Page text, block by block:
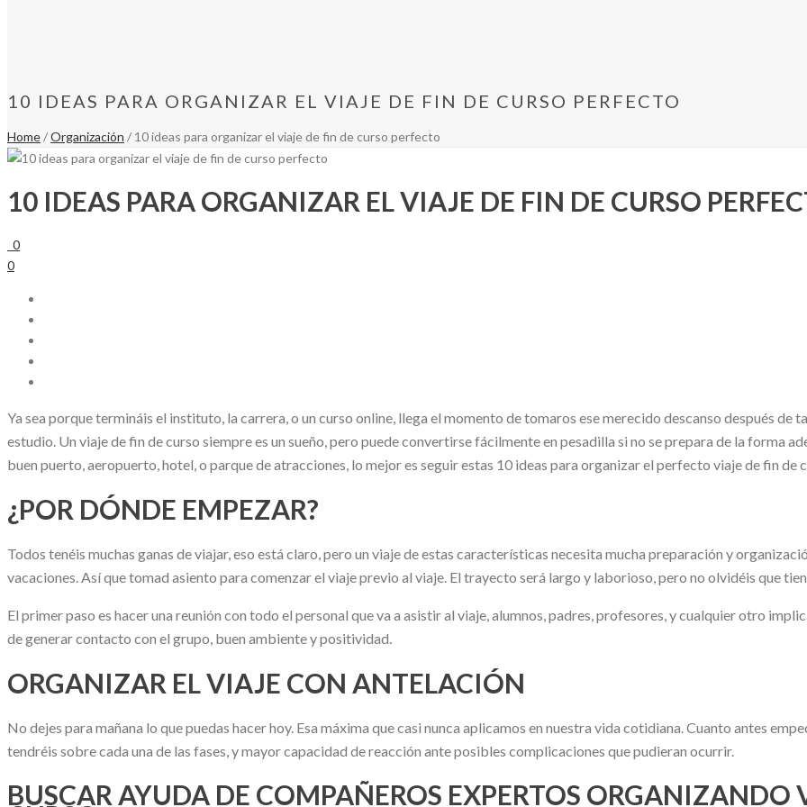
10 IDEAS PARA ORGANIZAR EL VIAJE DE FIN DE CURSO PERFECTO
Home/Organización / 10 ideas para organizar el viaje de fin de curso perfecto
10 IDEAS PARA ORGANIZAR EL VIAJE DE FIN DE CURSO
0
0
Ya sea porque termináis el instituto, la carrera, o un curso online, llega el momento de tomaros ese merecido descanso después de
estudio. Un viaje de fin de curso siempre es un sueño, pero puede convertirse fácilmente en pesadilla si no se prepara de la forma
buen puerto, aeropuerto, hotel, o parque de atracciones, lo mejor es seguir estas 10 ideas para organizar el perfecto viaje de fin de
¿POR DÓNDE EMPEZAR?
Todos tenéis muchas ganas de viajar, eso está claro, pero un viaje de estas características necesita mucha preparación y
vacaciones. Así que tomad asiento para comenzar el viaje previo al viaje. El trayecto será largo y laborioso, pero no olvidéis que
El primer paso es hacer una reunión con todo el personal que va a asistir al viaje, alumnos, padres, profesores, y cualquier otro
de generar contacto con el grupo, buen ambiente y positividad.
ORGANIZAR EL VIAJE CON ANTELACIÓN
No dejes para mañana lo que puedas hacer hoy. Esa máxima que casi nunca aplicamos en nuestra vida cotidiana. Cuanto antes
tendréis sobre cada una de las fases, y mayor capacidad de reacción ante posibles complicaciones que pudieran ocurrir.
BUSCAR AYUDA DE COMPAÑEROS EXPERTOS ORGANIZANDO